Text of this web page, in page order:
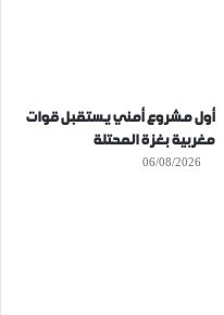
أول مشروع أمني يستقبل قوات
مغربية بغزة المحتلة
06/08/2026